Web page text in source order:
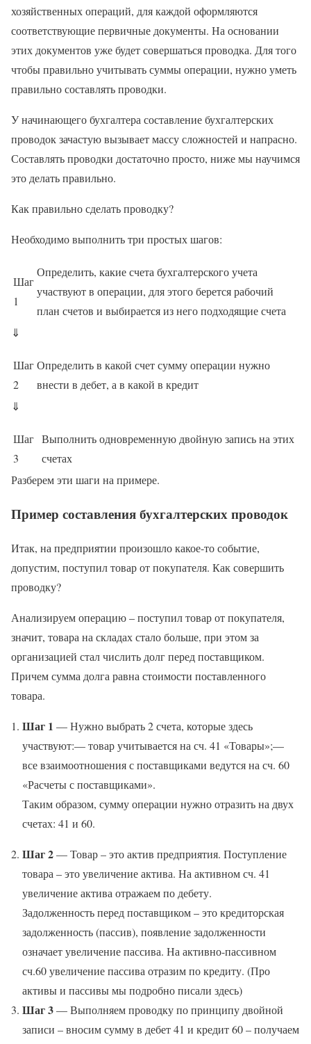
хозяйственных операций, для каждой оформляются
соответствующие первичные документы. На основании
этих документов уже будет совершаться проводка. Для того
чтобы правильно учитывать суммы операции, нужно уметь
правильно составлять проводки.
У начинающего бухгалтера составление бухгалтерских
проводок зачастую вызывает массу сложностей и напрасно.
Составлять проводки достаточно просто, ниже мы научимся
это делать правильно.
Как правильно сделать проводку?
Необходимо выполнить три простых шагов:
Шаг
1
Определить, какие счета бухгалтерского учета
участвуют в операции, для этого берется рабочий
план счетов и выбирается из него подходящие счета
⇓
Шаг
2
Определить в какой счет сумму операции нужно
внести в дебет, а в какой в кредит
⇓
Шаг
3
Выполнить одновременную двойную запись на этих
счетах
Разберем эти шаги на примере.
Пример составления бухгалтерских проводок
Итак, на предприятии произошло какое-то событие,
допустим, поступил товар от покупателя. Как совершить
проводку?
Анализируем операцию – поступил товар от покупателя,
значит, товара на складах стало больше, при этом за
организацией стал числить долг перед поставщиком.
Причем сумма долга равна стоимости поставленного
товара.
Шаг 1 — Нужно выбрать 2 счета, которые здесь
участвуют:— товар учитывается на сч. 41 «Товары»;—
все взаимоотношения с поставщиками ведутся на сч. 60
«Расчеты с поставщиками».
Таким образом, сумму операции нужно отразить на двух
счетах: 41 и 60.
Шаг 2— Товар – это актив предприятия. Поступление
товара – это увеличение актива. На активном сч. 41
увеличение актива отражаем по дебету.
Задолженность перед поставщиком – это кредиторская
задолженность (пассив), появление задолженности
означает увеличение пассива. На активно-пассивном
сч.60 увеличение пассива отразим по кредиту. (Про
активы и пассивы мы подробно писали здесь)
Шаг 3— Выполняем проводку по принципу двойной
записи – вносим сумму в дебет 41 и кредит 60 – получаем